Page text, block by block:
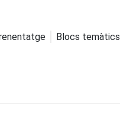
Blocs temàtics